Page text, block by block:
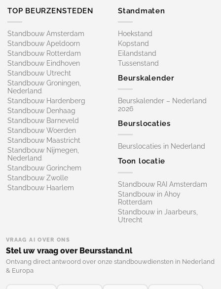
TOP BEURZENSTEDEN
Standbouw Amsterdam
Standbouw Apeldoorn
Standbouw Rotterdam
Standbouw Eindhoven
Standbouw Utrecht
Standbouw Groningen,
Nederland
Standbouw Hardenberg
Standbouw Denhaag
Standbouw Barneveld
Standbouw Woerden
Standbouw Maastricht
Standbouw Nijmegen,
Nederland
Standbouw Gorinchem
Standbouw Zwolle
Standbouw Haarlem
Standmaten
Hoekstand
Kopstand
Eilandstand
Tussenstand
Beurskalender
Beurskalender – Nederland
2026
Beurslocaties
Beurslocaties in Nederland
Toon locatie
Standbouw RAI Amsterdam
Standbouw in Ahoy
Rotterdam
Standbouw in Jaarbeurs,
Utrecht
VRAAG AI OVER ONS
Stel uw vraag over Beursstand.nl
Ontvang direct antwoord over onze standbouwdiensten in Nederland
& Europa